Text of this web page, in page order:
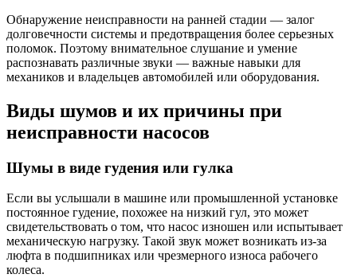
Обнаружение неисправности на ранней стадии — залог
долговечности системы и предотвращения более серьезных
поломок. Поэтому внимательное слушание и умение
распознавать различные звуки — важные навыки для
механиков и владельцев автомобилей или оборудования.
Виды шумов и их причины при
неисправности насосов
Шумы в виде гудения или гулка
Если вы услышали в машине или промышленной установке
постоянное гудение, похожее на низкий гул, это может
свидетельствовать о том, что насос изношен или испытывает
механическую нагрузку. Такой звук может возникать из-за
люфта в подшипниках или чрезмерного износа рабочего
колеса.